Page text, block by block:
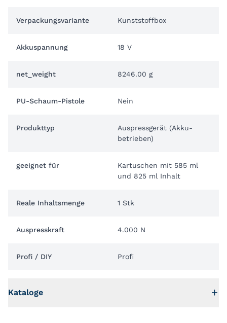
Verpackungsvariante Kunststoffbox
Akkuspannung 18 V
net_weight 8246.00 g
PU-Schaum-Pistole Nein
Produkttyp
Auspressgerät (Akku-
betrieben)
geeignet für
Kartuschen mit 585 ml
und 825 ml Inhalt
Reale Inhaltsmenge 1 Stk
Auspresskraft 4.000 N
Profi / DIY Profi
Kataloge